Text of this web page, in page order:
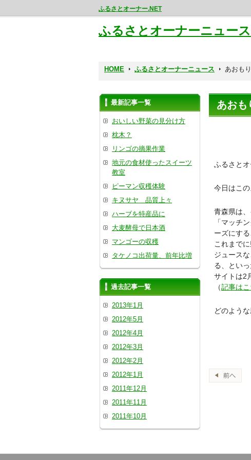
ふるさとオーナー.NET
ふるさとオーナーニュース
HOME ふるさとオーナーニュース あおも
あおも
ふるさとオ
今日はこの
青森県は
「マッチ
ーズにする
これまで
ジュース
る、とい
サイトは2
（記事はこ
どのよう
最新記事一覧
おいしい野菜の見分け方
枕木？
リンゴの摘果作業
地元の食材使ったスイーツ
教室
ピーマン収穫体験
キヌサヤ 品質上々
ハーブを特産品に
大麦酵母で日本酒
マンゴーの収穫
タケノコ出荷量、前年比増
過去記事一覧
2013年1月
2012年5月
2012年4月
2012年3月
2012年2月
2012年1月
2011年12月
2011年11月
2011年10月